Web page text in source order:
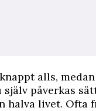
alls,
påverkas
halva livet. Ofta